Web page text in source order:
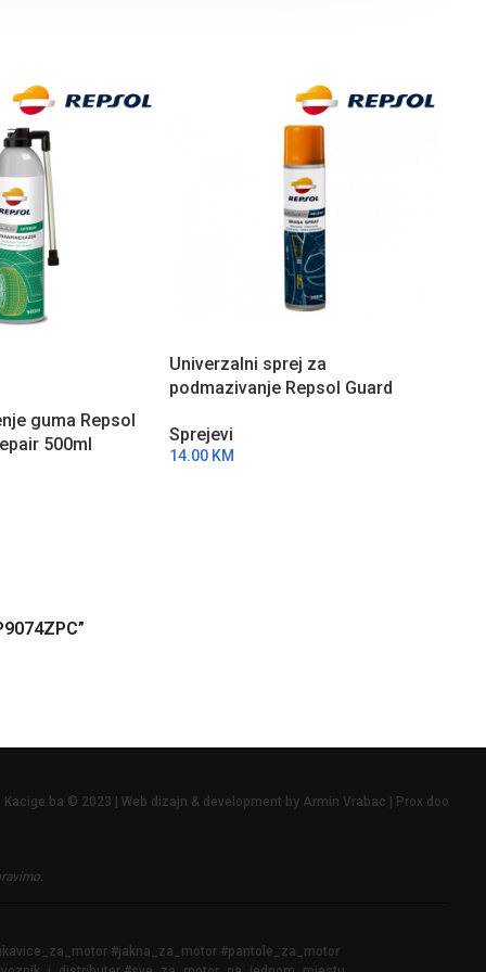
guma Repsol
500ml
Univerzalni sprej za
podmazivanje Repsol Guard
Sprejevi
14.00 KM
Kacige.ba © 2023 | Web dizajn & development by Armin Vrabac | Prox doo
#jakna_za_motor #pantole_za_motor